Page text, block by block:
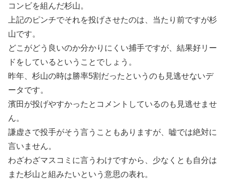
コンビを組んだ杉山。
上記のピンチでそれを投げさせたのは、当たり前ですが杉
山です。
どこがどう良いのか分かりにくい捕手ですが、結果好リー
ドをしているということでしょう。
昨年、杉山の時は勝率5割だったというのも見逃せないデ
ータです。
濱田が投げやすかったとコメントしているのも見逃せませ
ん。
謙虚さで投手がそう言うこともありますが、嘘では絶対に
言いません。
わざわざマスコミに言うわけですから、少なくとも自分は
また杉山と組みたいという意思の表れ。